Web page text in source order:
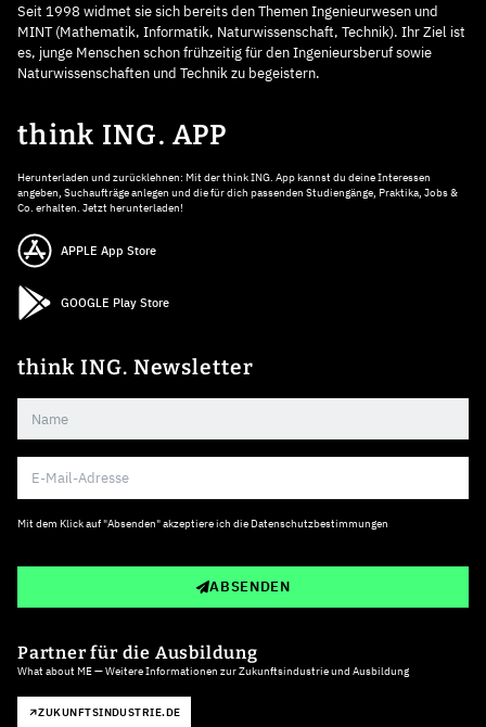
Seit 1998 widmet sie sich bereits den Themen Ingenieurwesen und
MINT (Mathematik, Informatik, Naturwissenschaft, Technik). Ihr Ziel ist
es, junge Menschen schon frühzeitig für den Ingenieursberuf sowie
Naturwissenschaften und Technik zu begeistern.
think ING. APP
Herunterladen und zurücklehnen: Mit der think ING. App kannst du deine Interessen
angeben, Suchaufträge anlegen und die für dich passenden Studiengänge, Praktika, Jobs &
Co. erhalten. Jetzt herunterladen!
APPLE App Store
GOOGLE Play Store
think ING. Newsletter
Mit dem Klick auf "Absenden" akzeptiere ich die Datenschutzbestimmungen
ABSENDEN
Partner für die Ausbildung
What about ME — Weitere Informationen zur Zukunftsindustrie und Ausbildung
ZUKUNFTSINDUSTRIE.DE